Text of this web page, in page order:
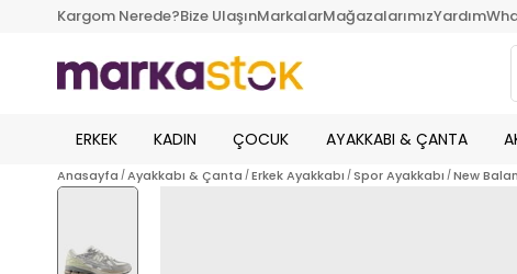
Kargom Nerede?Bize UlaşınMarkalarMağazalarımızYardım
ERKEK KADIN ÇOCUK AYAKKABI & ÇANTA
Anasayfa Ayakkabı & Çanta Erkek Ayakkabı Spor Ayakkabı New